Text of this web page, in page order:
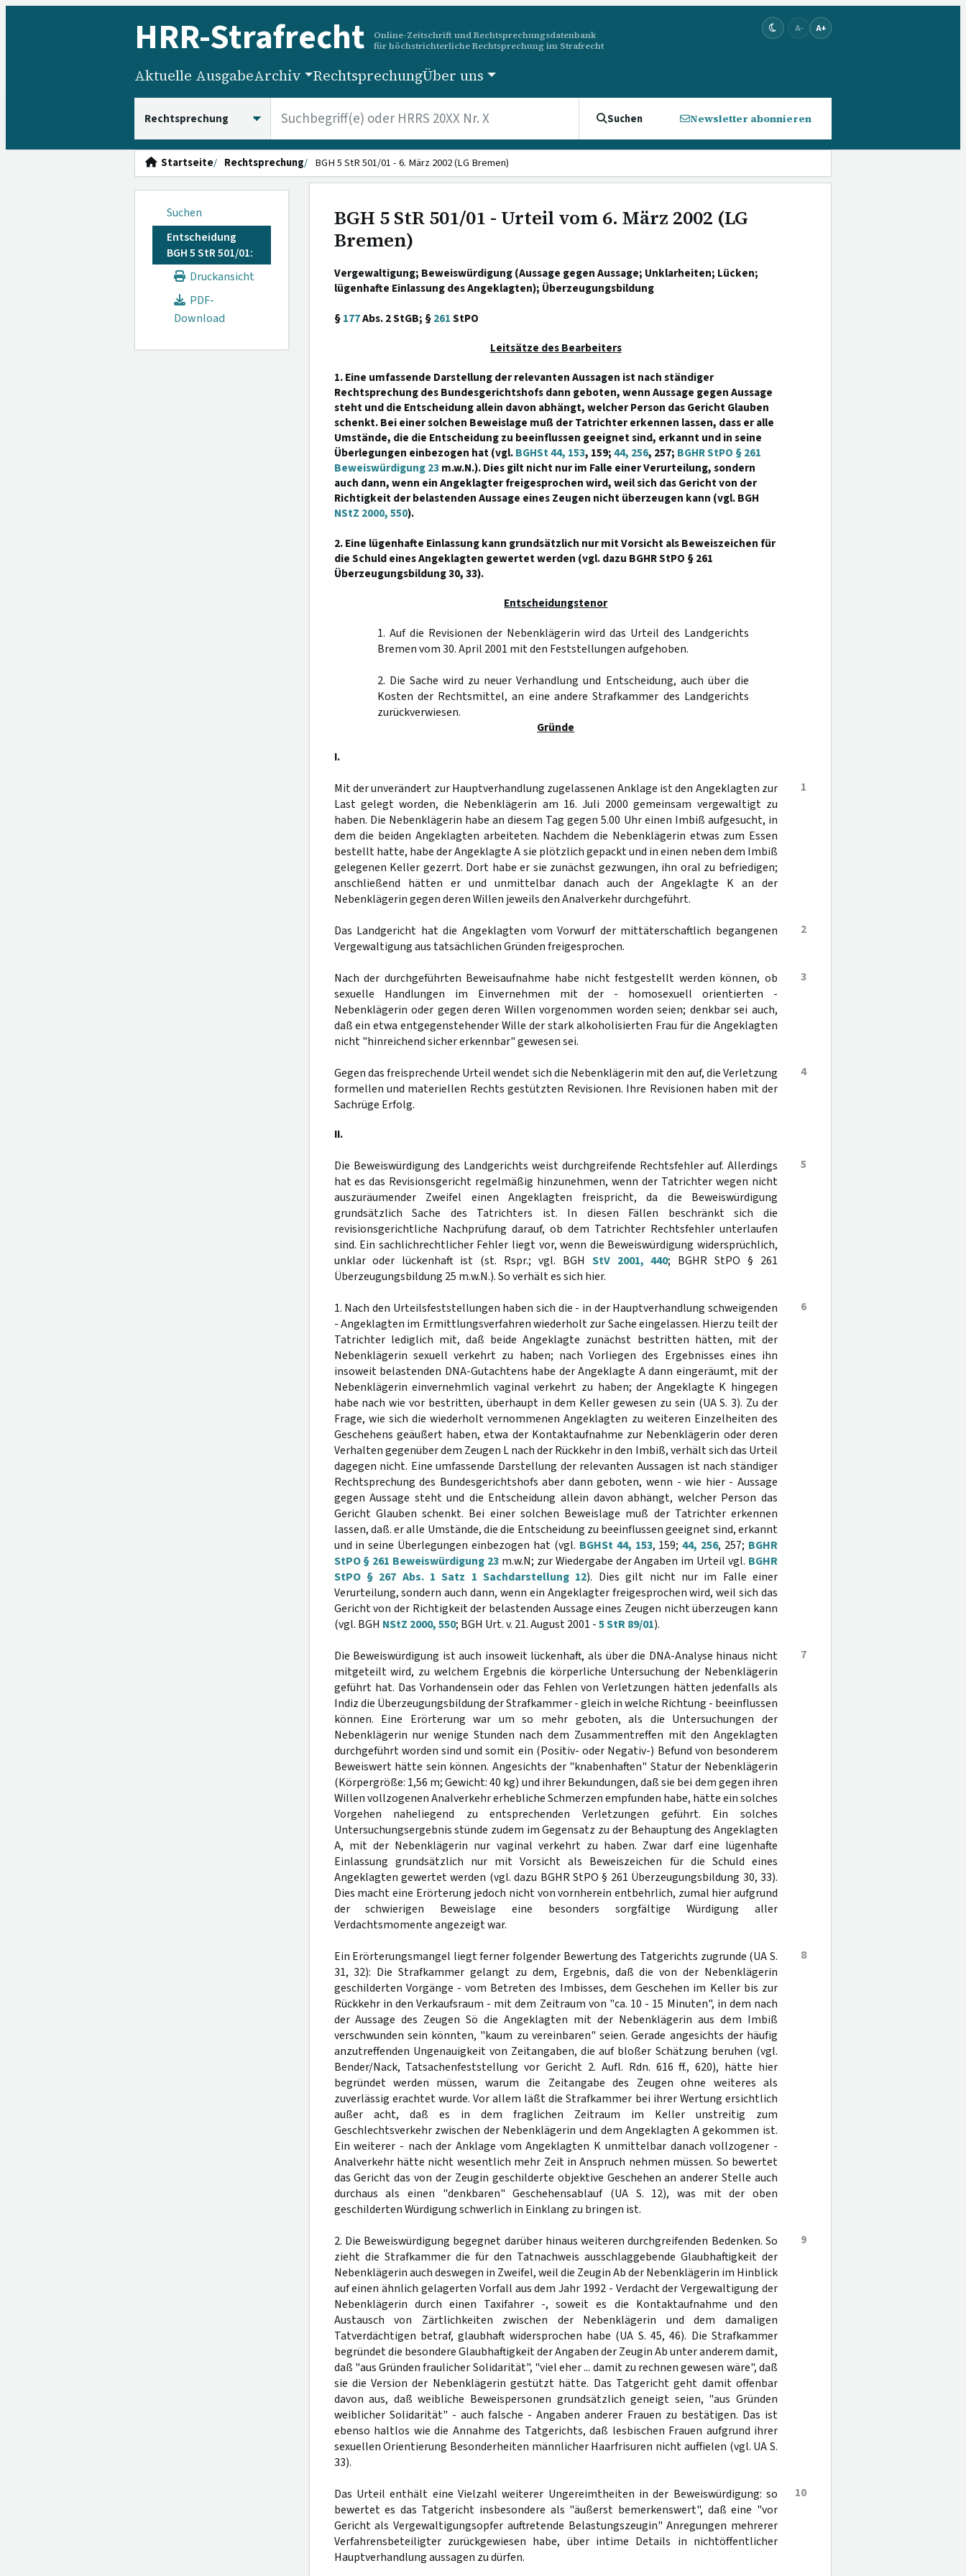
HRR-Strafrecht
Online-Zeitschrift und Rechtsprechungsdatenbank
für höchstrichterliche Rechtsprechung im Strafrecht
A- A+
Aktuelle AusgabeArchiv RechtsprechungÜber uns
Suchen Newsletter abonnieren
Startseite Rechtsprechung BGH 5 StR 501/01 - 6. März 2002 (LG Bremen)
Suchen
Entscheidung
BGH 5 StR 501/01:
Druckansicht
PDF-
Download
BGH 5 StR 501/01 - Urteil vom 6. März 2002 (LG
Bremen)
Vergewaltigung; Beweiswürdigung (Aussage gegen Aussage; Unklarheiten; Lücken;
lügenhafte Einlassung des Angeklagten); Überzeugungsbildung
§177Abs. 2 StGB; §261StPO
Leitsätze des Bearbeiters
1. Eine umfassende Darstellung der relevanten Aussagen ist nach ständiger
Rechtsprechung des Bundesgerichtshofs dann geboten, wenn Aussage gegen Aussage
steht und die Entscheidung allein davon abhängt, welcher Person das Gericht Glauben
schenkt. Bei einer solchen Beweislage muß der Tatrichter erkennen lassen, dass er alle
Umstände, die die Entscheidung zu beeinflussen geeignet sind, erkannt und in seine
Überlegungen einbezogen hat (vgl.BGHSt 44, 153, 159;44, 256, 257; BGHR StPO § 261
Beweiswürdigung 23m.w.N.). Dies gilt nicht nur im Falle einer Verurteilung, sondern
auch dann, wenn ein Angeklagter freigesprochen wird, weil sich das Gericht von der
Richtigkeit der belastenden Aussage eines Zeugen nicht überzeugen kann (vgl. BGH
NStZ 2000, 550).
2. Eine lügenhafte Einlassung kann grundsätzlich nur mit Vorsicht als Beweiszeichen für
die Schuld eines Angeklagten gewertet werden (vgl. dazu BGHR StPO § 261
Überzeugungsbildung 30, 33).
Entscheidungstenor
1. Auf die Revisionen der Nebenklägerin wird das Urteil des Landgerichts
Bremen vom 30. April 2001 mit den Feststellungen aufgehoben.
2. Die Sache wird zu neuer Verhandlung und Entscheidung, auch über die
Kosten der Rechtsmittel, an eine andere Strafkammer des Landgerichts
zurückverwiesen.
Gründe
I.
1
Mit der unverändert zur Hauptverhandlung zugelassenen Anklage ist den Angeklagten zur
Last gelegt worden, die Nebenklägerin am 16. Juli 2000 gemeinsam vergewaltigt zu
haben. Die Nebenklägerin habe an diesem Tag gegen 5.00 Uhr einen Imbiß aufgesucht, in
dem die beiden Angeklagten arbeiteten. Nachdem die Nebenklägerin etwas zum Essen
bestellt hatte, habe der Angeklagte A sie plötzlich gepackt und in einen neben dem Imbiß
gelegenen Keller gezerrt. Dort habe er sie zunächst gezwungen, ihn oral zu befriedigen;
anschließend hätten er und unmittelbar danach auch der Angeklagte K an der
Nebenklägerin gegen deren Willen jeweils den Analverkehr durchgeführt.
2
Das Landgericht hat die Angeklagten vom Vorwurf der mittäterschaftlich begangenen
Vergewaltigung aus tatsächlichen Gründen freigesprochen.
3
Nach der durchgeführten Beweisaufnahme habe nicht festgestellt werden können, ob
sexuelle Handlungen im Einvernehmen mit der - homosexuell orientierten -
Nebenklägerin oder gegen deren Willen vorgenommen worden seien; denkbar sei auch,
daß ein etwa entgegenstehender Wille der stark alkoholisierten Frau für die Angeklagten
nicht "hinreichend sicher erkennbar" gewesen sei.
4
Gegen das freisprechende Urteil wendet sich die Nebenklägerin mit den auf, die Verletzung
formellen und materiellen Rechts gestützten Revisionen. Ihre Revisionen haben mit der
Sachrüge Erfolg.
II.
5
Die Beweiswürdigung des Landgerichts weist durchgreifende Rechtsfehler auf. Allerdings
hat es das Revisionsgericht regelmäßig hinzunehmen, wenn der Tatrichter wegen nicht
auszuräumender Zweifel einen Angeklagten freispricht, da die Beweiswürdigung
grundsätzlich Sache des Tatrichters ist. In diesen Fällen beschränkt sich die
revisionsgerichtliche Nachprüfung darauf, ob dem Tatrichter Rechtsfehler unterlaufen
sind. Ein sachlichrechtlicher Fehler liegt vor, wenn die Beweiswürdigung widersprüchlich,
unklar oder lückenhaft ist (st. Rspr.; vgl. BGH StV 2001, 440; BGHR StPO § 261
Überzeugungsbildung 25 m.w.N.). So verhält es sich hier.
6
1. Nach den Urteilsfeststellungen haben sich die - in der Hauptverhandlung schweigenden
- Angeklagten im Ermittlungsverfahren wiederholt zur Sache eingelassen. Hierzu teilt der
Tatrichter lediglich mit, daß beide Angeklagte zunächst bestritten hätten, mit der
Nebenklägerin sexuell verkehrt zu haben; nach Vorliegen des Ergebnisses eines ihn
insoweit belastenden DNA-Gutachtens habe der Angeklagte A dann eingeräumt, mit der
Nebenklägerin einvernehmlich vaginal verkehrt zu haben; der Angeklagte K hingegen
habe nach wie vor bestritten, überhaupt in dem Keller gewesen zu sein (UA S. 3). Zu der
Frage, wie sich die wiederholt vernommenen Angeklagten zu weiteren Einzelheiten des
Geschehens geäußert haben, etwa der Kontaktaufnahme zur Nebenklägerin oder deren
Verhalten gegenüber dem Zeugen L nach der Rückkehr in den Imbiß, verhält sich das Urteil
dagegen nicht. Eine umfassende Darstellung der relevanten Aussagen ist nach ständiger
Rechtsprechung des Bundesgerichtshofs aber dann geboten, wenn - wie hier - Aussage
gegen Aussage steht und die Entscheidung allein davon abhängt, welcher Person das
Gericht Glauben schenkt. Bei einer solchen Beweislage muß der Tatrichter erkennen
lassen, daß. er alle Umstände, die die Entscheidung zu beeinflussen geeignet sind, erkannt
und in seine Überlegungen einbezogen hat (vgl. BGHSt 44, 153, 159;44, 256, 257; BGHR
StPO § 261 Beweiswürdigung 23 m.w.N; zur Wiedergabe der Angaben im Urteil vgl. BGHR
StPO § 267 Abs. 1 Satz 1 Sachdarstellung 12). Dies gilt nicht nur im Falle einer
Verurteilung, sondern auch dann, wenn ein Angeklagter freigesprochen wird, weil sich das
Gericht von der Richtigkeit der belastenden Aussage eines Zeugen nicht überzeugen kann
(vgl. BGH NStZ 2000, 550; BGH Urt. v. 21. August 2001 -5 StR 89/01).
7
Die Beweiswürdigung ist auch insoweit lückenhaft, als über die DNA-Analyse hinaus nicht
mitgeteilt wird, zu welchem Ergebnis die körperliche Untersuchung der Nebenklägerin
geführt hat. Das Vorhandensein oder das Fehlen von Verletzungen hätten jedenfalls als
Indiz die Überzeugungsbildung der Strafkammer - gleich in welche Richtung - beeinflussen
können. Eine Erörterung war um so mehr geboten, als die Untersuchungen der
Nebenklägerin nur wenige Stunden nach dem Zusammentreffen mit den Angeklagten
durchgeführt worden sind und somit ein (Positiv- oder Negativ-) Befund von besonderem
Beweiswert hätte sein können. Angesichts der "knabenhaften" Statur der Nebenklägerin
(Körpergröße: 1,56 m; Gewicht: 40 kg) und ihrer Bekundungen, daß sie bei dem gegen ihren
Willen vollzogenen Analverkehr erhebliche Schmerzen empfunden habe, hätte ein solches
Vorgehen naheliegend zu entsprechenden Verletzungen geführt. Ein solches
Untersuchungsergebnis stünde zudem im Gegensatz zu der Behauptung des Angeklagten
A, mit der Nebenklägerin nur vaginal verkehrt zu haben. Zwar darf eine lügenhafte
Einlassung grundsätzlich nur mit Vorsicht als Beweiszeichen für die Schuld eines
Angeklagten gewertet werden (vgl. dazu BGHR StPO § 261 Überzeugungsbildung 30, 33).
Dies macht eine Erörterung jedoch nicht von vornherein entbehrlich, zumal hier aufgrund
der schwierigen Beweislage eine besonders sorgfältige Würdigung aller
Verdachtsmomente angezeigt war.
8
Ein Erörterungsmangel liegt ferner folgender Bewertung des Tatgerichts zugrunde (UA S.
31, 32): Die Strafkammer gelangt zu dem, Ergebnis, daß die von der Nebenklägerin
geschilderten Vorgänge - vom Betreten des Imbisses, dem Geschehen im Keller bis zur
Rückkehr in den Verkaufsraum - mit dem Zeitraum von "ca. 10 - 15 Minuten", in dem nach
der Aussage des Zeugen Sö die Angeklagten mit der Nebenklägerin aus dem Imbiß
verschwunden sein könnten, "kaum zu vereinbaren" seien. Gerade angesichts der häufig
anzutreffenden Ungenauigkeit von Zeitangaben, die auf bloßer Schätzung beruhen (vgl.
Bender/Nack, Tatsachenfeststellung vor Gericht 2. Aufl. Rdn. 616 ff., 620), hätte hier
begründet werden müssen, warum die Zeitangabe des Zeugen ohne weiteres als
zuverlässig erachtet wurde. Vor allem läßt die Strafkammer bei ihrer Wertung ersichtlich
außer acht, daß es in dem fraglichen Zeitraum im Keller unstreitig zum
Geschlechtsverkehr zwischen der Nebenklägerin und dem Angeklagten A gekommen ist.
Ein weiterer - nach der Anklage vom Angeklagten K unmittelbar danach vollzogener -
Analverkehr hätte nicht wesentlich mehr Zeit in Anspruch nehmen müssen. So bewertet
das Gericht das von der Zeugin geschilderte objektive Geschehen an anderer Stelle auch
durchaus als einen "denkbaren" Geschehensablauf (UA S. 12), was mit der oben
geschilderten Würdigung schwerlich in Einklang zu bringen ist.
9
2. Die Beweiswürdigung begegnet darüber hinaus weiteren durchgreifenden Bedenken. So
zieht die Strafkammer die für den Tatnachweis ausschlaggebende Glaubhaftigkeit der
Nebenklägerin auch deswegen in Zweifel, weil die Zeugin Ab der Nebenklägerin im Hinblick
auf einen ähnlich gelagerten Vorfall aus dem Jahr 1992 - Verdacht der Vergewaltigung der
Nebenklägerin durch einen Taxifahrer -, soweit es die Kontaktaufnahme und den
Austausch von Zärtlichkeiten zwischen der Nebenklägerin und dem damaligen
Tatverdächtigen betraf, glaubhaft widersprochen habe (UA S. 45, 46). Die Strafkammer
begründet die besondere Glaubhaftigkeit der Angaben der Zeugin Ab unter anderem damit,
daß "aus Gründen fraulicher Solidarität", "viel eher ... damit zu rechnen gewesen wäre", daß
sie die Version der Nebenklägerin gestützt hätte. Das Tatgericht geht damit offenbar
davon aus, daß weibliche Beweispersonen grundsätzlich geneigt seien, "aus Gründen
weiblicher Solidarität" - auch falsche - Angaben anderer Frauen zu bestätigen. Das ist
ebenso haltlos wie die Annahme des Tatgerichts, daß lesbischen Frauen aufgrund ihrer
sexuellen Orientierung Besonderheiten männlicher Haarfrisuren nicht auffielen (vgl. UA S.
33).
10
Das Urteil enthält eine Vielzahl weiterer Ungereimtheiten in der Beweiswürdigung: so
bewertet es das Tatgericht insbesondere als "äußerst bemerkenswert", daß eine "vor
Gericht als Vergewaltigungsopfer auftretende Belastungszeugin" Anregungen mehrerer
Verfahrensbeteiligter zurückgewiesen habe, über intime Details in nichtöffentlicher
Hauptverhandlung aussagen zu dürfen.